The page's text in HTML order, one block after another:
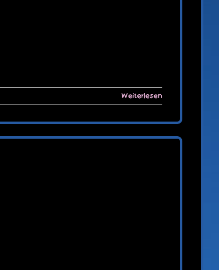
Weiterlesen